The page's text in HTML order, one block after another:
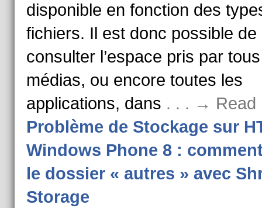
disponible en fonction des
fichiers. Il est donc possible de
consulter l’espace pris par
médias, ou encore toutes les
applications, dans . . . → Read
Problème de Stockage sur
Windows Phone 8 :
le dossier « autres » avec
Storage